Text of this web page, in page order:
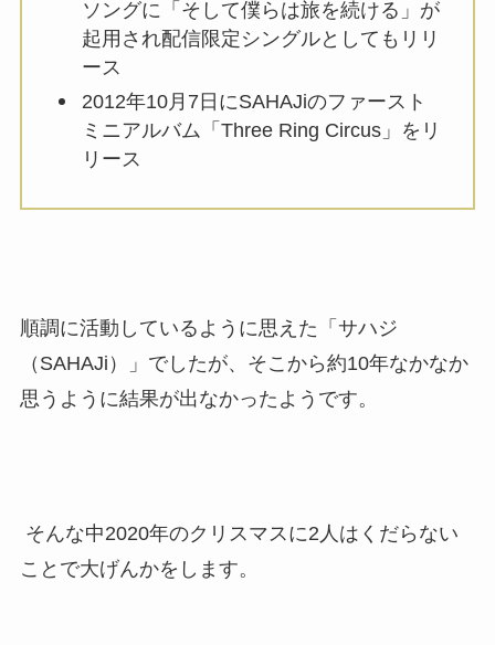
ソングに「そして僕らは旅を続ける」が
起用され配信限定シングルとしてもリリ
ース
2012年10月7日にSAHAJiのファースト
ミニアルバム「Three Ring Circus」をリ
リース
順調に活動しているように思えた「サハジ
（SAHAJi）」でしたが、そこから約10年なかなか
思うように結果が出なかったようです。
そんな中2020年のクリスマスに2人はくだらない
ことで大げんかをします。